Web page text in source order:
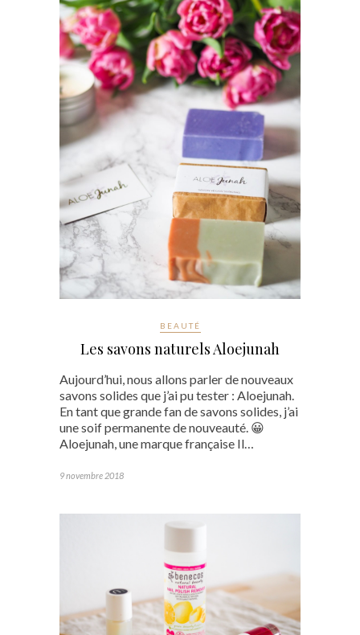
BEAUTÉ
Les savons naturels Aloejunah
Aujourd’hui, nous allons parler de nouveaux
savons solides que j’ai pu tester : Aloejunah.
En tant que grande fan de savons solides, j’ai
une soif permanente de nouveauté. 😀
Aloejunah, une marque française Il…
9 novembre 2018